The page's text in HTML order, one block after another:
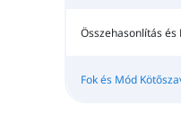
Összehasonlítás és
Fok és Mód